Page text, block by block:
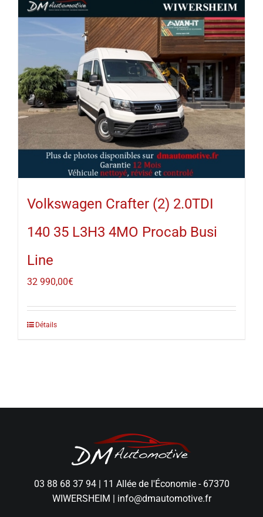
Volkswagen Crafter (2) 2.0TDI
140 35 L3H3 4MO Procab Busi
Line
32 990,00€
Détails
03 88 68 37 94| 11 Allée de l'Économie - 67370
WIWERSHEIM | info@dmautomotive.fr